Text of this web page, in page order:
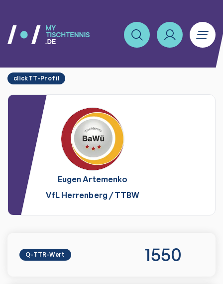
clickTT-Profil
EugenArtemenko
VfL Herrenberg/TTBW
Q-TTR-Wert 1550